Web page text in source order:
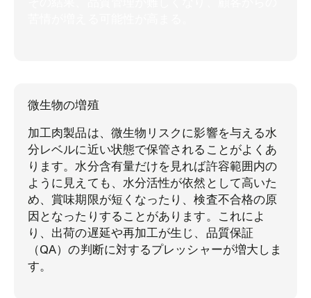
微生物の増殖
加工肉製品は、微生物リスクに影響を与える水
分レベルに近い状態で保管されることがよくあ
ります。水分含有量だけを見れば許容範囲内の
ように見えても、水分活性が依然として高いた
め、賞味期限が短くなったり、検査不合格の原
因となったりすることがあります。これによ
り、出荷の遅延や再加工が生じ、品質保証
（QA）の判断に対するプレッシャーが増大しま
す。